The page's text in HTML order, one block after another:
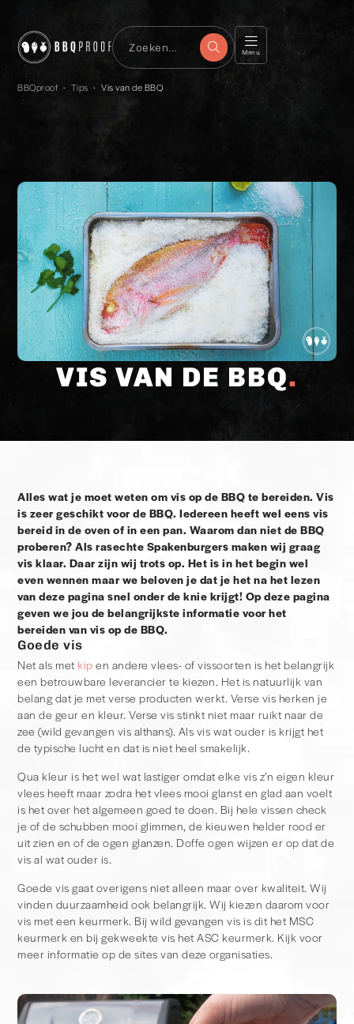
Menu
BBQproof › Tips › Vis van de BBQ
VIS VAN DE BBQ
Alles wat je moet weten om vis op de BBQ te bereiden. Vis
is zeer geschikt voor de BBQ. Iedereen heeft wel eens vis
bereid in de oven of in een pan. Waarom dan niet de BBQ
proberen? Als rasechte Spakenburgers maken wij graag
vis klaar. Daar zijn wij trots op. Het is in het begin wel
even wennen maar we beloven je dat je het na het lezen
van deze pagina snel onder de knie krijgt! Op deze pagina
geven we jou de belangrijkste informatie voor het
bereiden van vis op de BBQ.
Goede vis
Net als met kip en andere vlees- of vissoorten is het belangrijk
een betrouwbare leverancier te kiezen. Het is natuurlijk van
belang dat je met verse producten werkt. Verse vis herken je
aan de geur en kleur. Verse vis stinkt niet maar ruikt naar de
zee (wild gevangen vis althans). Als vis wat ouder is krijgt het
de typische lucht en dat is niet heel smakelijk.
Qua kleur is het wel wat lastiger omdat elke vis z’n eigen kleur
vlees heeft maar zodra het vlees mooi glanst en glad aan voelt
is het over het algemeen goed te doen. Bij hele vissen check
je of de schubben mooi glimmen, de kieuwen helder rood er
uit zien en of de ogen glanzen. Doffe ogen wijzen er op dat de
vis al wat ouder is.
Goede vis gaat overigens niet alleen maar over kwaliteit. Wij
vinden duurzaamheid ook belangrijk. Wij kiezen daarom voor
vis met een keurmerk. Bij wild gevangen vis is dit het MSC
keurmerk en bij gekweekte vis het ASC keurmerk. Kijk voor
meer informatie op de sites van deze organisaties.